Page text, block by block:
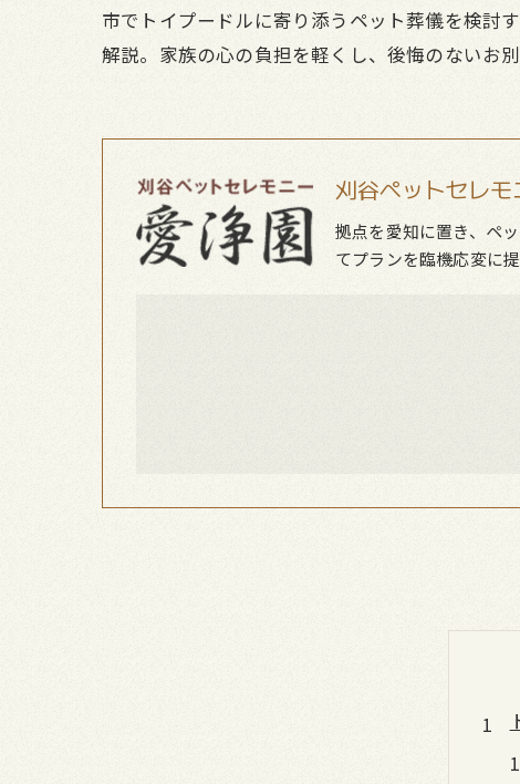
市でトイプードルに寄り添うペット葬儀を検討
解説。家族の心の負担を軽くし、後悔のないお
刈谷ペットセレ
拠点を愛知に置き、ペ
てプランを臨機応変に